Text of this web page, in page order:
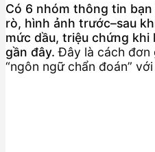
Có 6 nhóm thông tin
rò, hình ảnh trước–sau
mức dầu, triệu chứng khi
gần đây. Đây là cách đơn
“ngôn ngữ chẩn đoán”